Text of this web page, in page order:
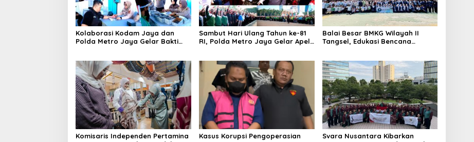
Kolaborasi Kodam Jaya dan
Polda Metro Jaya Gelar Bakti
Sambut Hari Ulang Tahun ke-81
RI, Polda Metro Jaya Gelar Apel
Balai Besar BMKG Wilayah II
Tangsel, Edukasi Bencana
Komisaris Independen Pertamina
Kasus Korupsi Pengoperasian
Svara Nusantara Kibarkan